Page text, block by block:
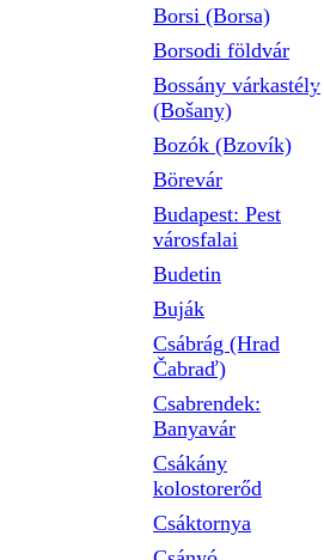
Borsi (Borsa)
Borsodi földvár
Bossány várkastély
(Bošany)
Bozók (Bzovík)
Börevár
Budapest: Pest
városfalai
Budetin
Buják
Csábrág (Hrad
Čabraď)
Csabrendek:
Banyavár
Csákány
kolostorerőd
Csáktornya